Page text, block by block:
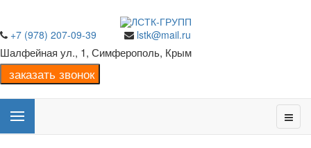
+7 (978) 207-09-39 lstk@mail.ru
Шалфейная ул., 1, Симферополь, Крым